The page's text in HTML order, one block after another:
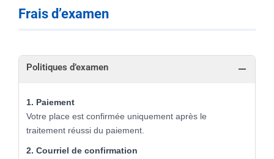
Frais d’examen
Politiques d’examen
1. Paiement
Votre place est confirmée uniquement après le
traitement réussi du paiement.
2. Courriel de confirmation